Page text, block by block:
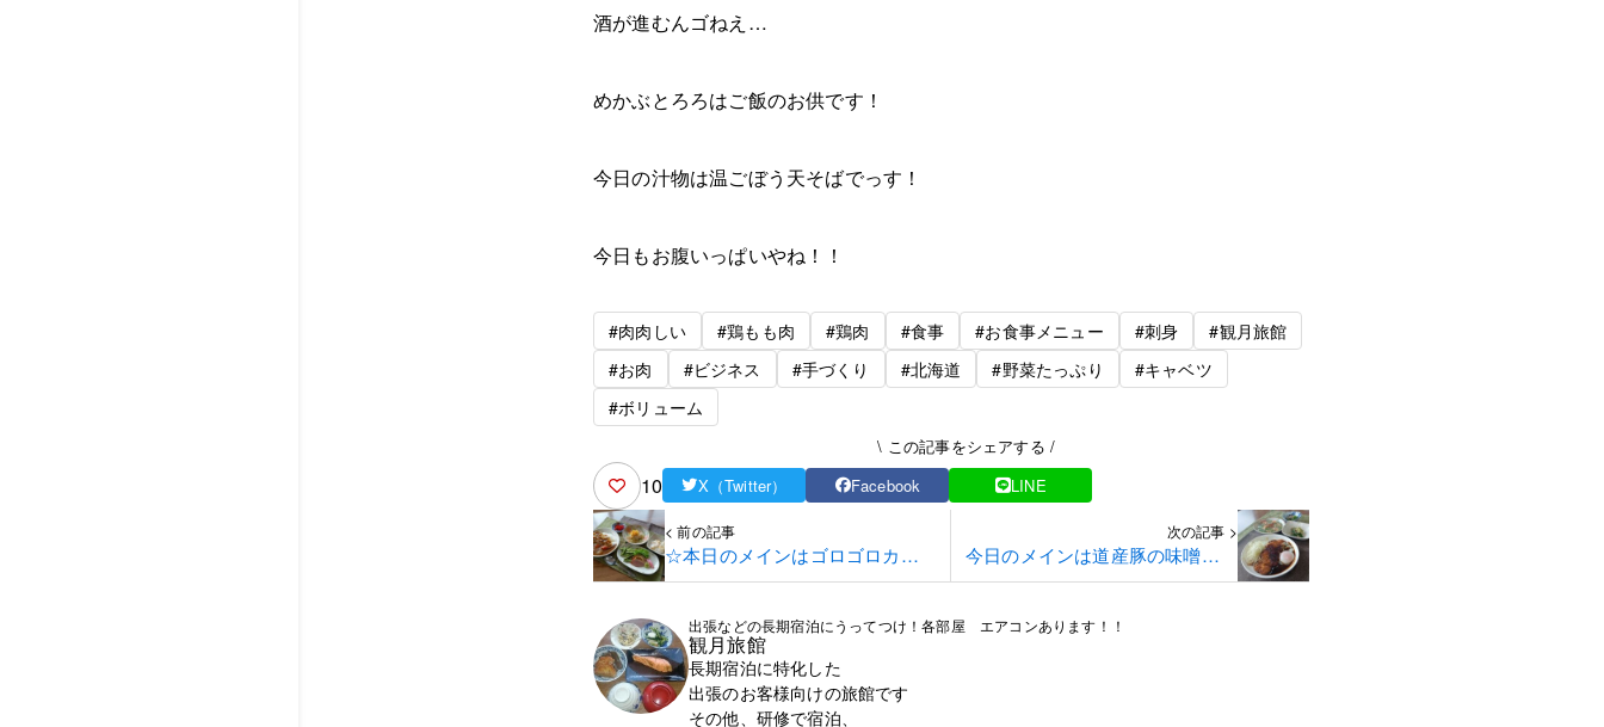
酒が進むんゴねえ…
めかぶとろろはご飯のお供です！
今日の汁物は温ごぼう天そばでっす！
今日もお腹いっぱいやね！！
#肉肉しい #鶏もも肉 #鶏肉 #食事 #お食事メニュー #刺身
#観月旅館
#お肉
#ビジネス #手づくり #北海道 #野菜たっぷり
#キャベツ
#ボリューム
10
\ この記事をシェアする /
X（Twitter）
Facebook LINE
< 前の記事
☆本日のメインはゴロゴロカレ
ーです☆
次の記事 >
今日のメインは道産豚の味噌カツ
です！（温玉添え）
出張などの長期宿泊にうってつけ！各部屋 エアコンあります！！
観月旅館
長期宿泊に特化した
出張のお客様向けの旅館です
その他、研修で宿泊、